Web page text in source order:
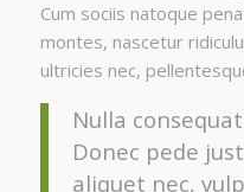
Cum sociis natoque
montes, nascetur
ultricies nec,
Nulla
Donec pede
aliquet nec,